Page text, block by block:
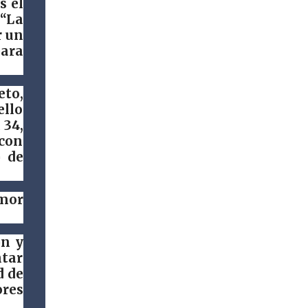
el
un
de
y
de